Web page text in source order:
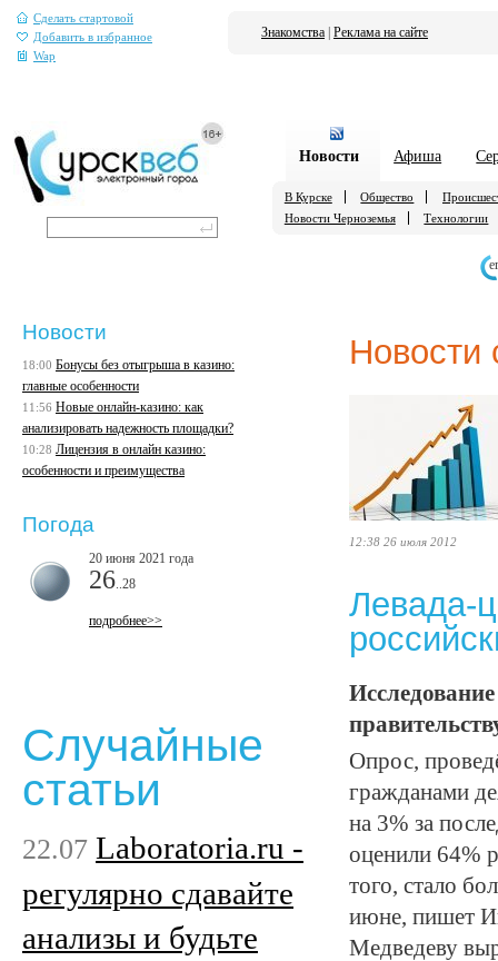
Сделать стартовой
Добавить в избранное
Wap
Знакомства Реклама на сайте
Новости Афиша
В Курске Общество
Новости Черноземья
Технологии
Новости
12:38 26 июля 2012
Левада-
Опрос,
гражданами
на 3% за
оценили 64%
того, стало
июне, пишет
Медведеву
Новости
18:00 Бонусы без отыгрыша в казино:
главные особенности
11:56 Новые онлайн-казино: как
анализировать надежность площадки?
10:28 Лицензия в онлайн казино:
особенности и преимущества
Погода
20 июня 2021 года
26 ..28
подробнее>>
Случайные
статьи
22.07 Laboratoria.ru -
регулярно сдавайте
анализы и будьте